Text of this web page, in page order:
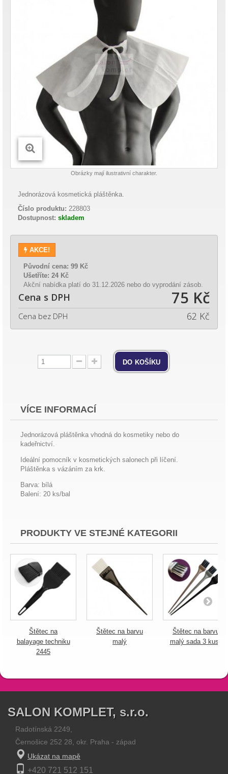
Obrázky mají ilustrativní charakter.
Jednorázová kosmetická pláštěnka.
Číslo produktu: 228803
Dostupnost: skladem
AKCE!
Původní cena: 99 Kč
Ušetříte: 24 Kč
Akční nabídka platí do 31.12.2026 nebo do vyprodání zásob.
Cena s DPH 75 Kč
Cena bez DPH 62 Kč
do košíku
VÍCE INFORMACÍ
Jednorázová pláštěnka vhodná do kosmetiky nebo do
kadeřnictví.
Ideální pomocník v kosmetických salonech při líčení.
Pláštěnka s vázáním za krk.
Barva: bílá
Balení: 20 ks/bal
PRODUKTY VE STEJNÉ KATEGORII
Štětec na
balayage techniku
2445
Štětec na barvu
malý
Štětec na barvu
malý sada 3 kusy
SALON KOMPLET, s.r.o.
Radotínská 2249,
Černošice 252 28, okr. Praha - západ
Ukázat na mapě
+420 721 512 151